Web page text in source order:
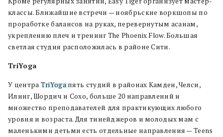
классы. Ближайшие встречи — ноябрьские воркшопы по
проработке балансов на руках, перевернутым асанам,
укреплению плеч и тренинг The Phoenix Flow. Большая
светлая студия расположилась в районе Сити.
TriYoga
У центра TriYogaпять студий в районах Камден, Челси,
Илинг, Шордич и Сохо, больше 20 направлений и
множество преподавателей для практикующих любого
уровня и возраста. Для тинейджеров и молодых мам с
маленькими детьми есть отдельные направления — Teens